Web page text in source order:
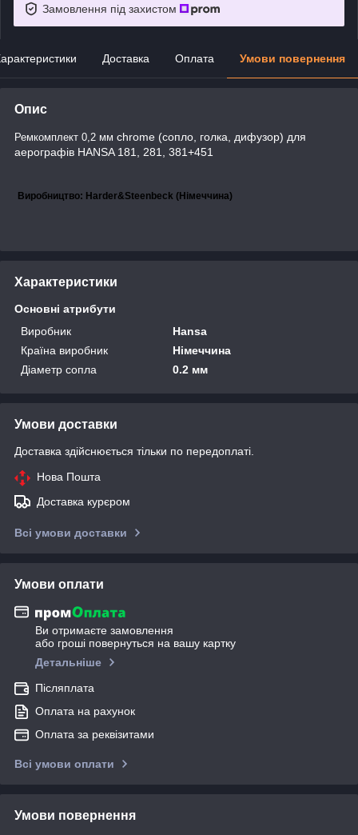
Замовлення під захистом
Доставка Оплата Умови повернення
Опис
Ремкомплект 0,2 мм chrome (сопло, голка, дифузор) для
аерографів HANSA 181, 281, 381+451
Виробництво: Harder&Steenbeck (Німеччина)
Характеристики
Основні атрибути
Виробник
Hansa
Країна виробник
Німеччина
Діаметр сопла
0.2 мм
Умови доставки
Доставка здійснюється тільки по передоплаті.
Нова Пошта
Доставка курєром
Всі умови доставки
Умови оплати
Ви отримаєте замовлення
або гроші повернуться на вашу картку
Детальніше
Післяплата
Оплата на рахунок
Оплата за реквізитами
Всі умови оплати
Умови повернення